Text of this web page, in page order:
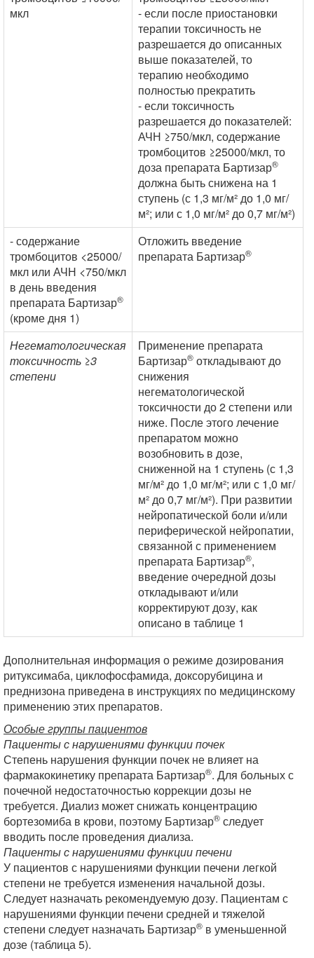
мкл
- если после приостановки
терапии токсичность не
разрешается до описанных
выше показателей, то
терапию необходимо
полностью прекратить
- если токсичность
разрешается до показателей:
АЧН ≥750/мкл, содержание
тромбоцитов ≥25000/мкл, то
доза препарата Бартизар®
должна быть снижена на 1
ступень (с 1,3 мг/м² до 1,0 мг/
м²; или с 1,0 мг/м² до 0,7 мг/м²)
- содержание
тромбоцитов <25000/
мкл или АЧН <750/мкл
в день введения
препарата Бартизар®
(кроме дня 1)
Отложить введение
препарата Бартизар®
Негематологическая
токсичность ≥3
степени
Применение препарата
Бартизар® откладывают до
снижения
негематологической
токсичности до 2 степени или
ниже. После этого лечение
препаратом можно
возобновить в дозе,
сниженной на 1 ступень (с 1,3
мг/м² до 1,0 мг/м²; или с 1,0 мг/
м² до 0,7 мг/м²). При развитии
нейропатической боли и/или
периферической нейропатии,
связанной с применением
препарата Бартизар®,
введение очередной дозы
откладывают и/или
корректируют дозу, как
описано в таблице 1
Дополнительная информация о режиме дозирования
ритуксимаба, циклофосфамида, доксорубицина и
преднизона приведена в инструкциях по медицинскому
применению этих препаратов.
Особые группы пациентов
Пациенты с нарушениями функции почек
Степень нарушения функции почек не влияет на
фармакокинетику препарата Бартизар®. Для больных с
почечной недостаточностью коррекции дозы не
требуется. Диализ может снижать концентрацию
бортезомиба в крови, поэтому Бартизар® следует
вводить после проведения диализа.
Пациенты с нарушениями функции печени
У пациентов с нарушениями функции печени легкой
степени не требуется изменения начальной дозы.
Следует назначать рекомендуемую дозу. Пациентам с
нарушениями функции печени средней и тяжелой
степени следует назначать Бартизар® в уменьшенной
дозе (таблица 5).